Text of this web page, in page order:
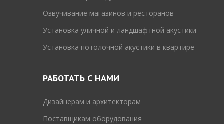
Озвучивание магазинов и ресторанов
Установка уличной и ландшафтной акустики
Установка потолочной акустики в квартире
РАБОТАТЬ С НАМИ
Дизайнерам и архитекторам
Поставщикам оборудования